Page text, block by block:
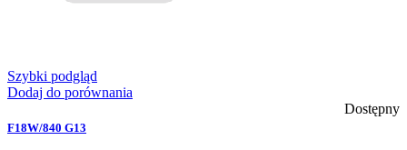
Szybki podgląd
Dodaj do porównania
Dostępny
F18W/840 G13